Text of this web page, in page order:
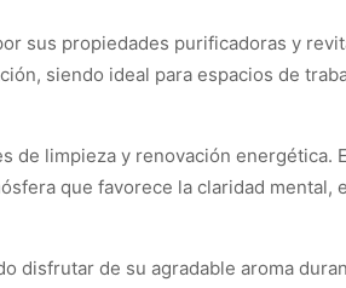
sus propiedades purificadoras y
siendo ideal para espacios de
de limpieza y renovación energética.
que favorece la claridad mental,
disfrutar de su agradable aroma